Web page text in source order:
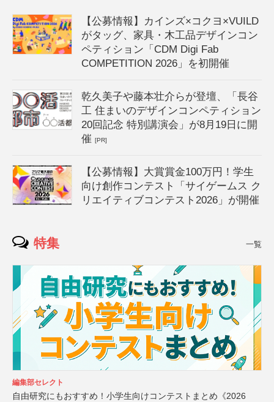
【公募情報】カインズ×コクヨ×VUILD
がタッグ、家具・木工品デザインコン
ペティション「CDM Digi Fab
COMPETITION 2026」を初開催
乾久美子や藤本壮介らが登壇、「長谷
工 住まいのデザインコンペティション
20回記念 特別講演会」が8月19日に開
催[PR]
【公募情報】大賞賞金100万円！学生
向け創作コンテスト「サイゲームス ク
リエイティブコンテスト2026」が開催
特集 一覧
編集部セレクト
自由研究にもおすすめ！小学生向けコンテストまとめ《2026